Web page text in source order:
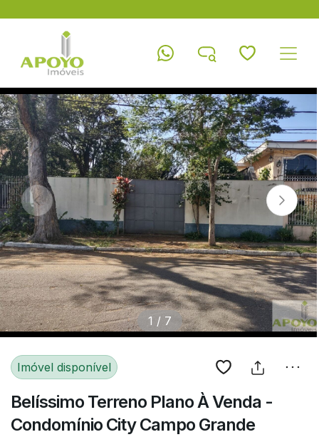
1 / 7
Imóvel disponível
Belíssimo Terreno Plano À Venda -
Condomínio City Campo Grande